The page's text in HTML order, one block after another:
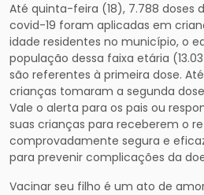
Até quinta-feira (18), 7.788 doses
covid-19 foram aplicadas em
idade residentes no município, o
população dessa faixa etária
são referentes à primeira dose.
crianças tomaram a segunda
Vale o alerta para os pais ou
suas crianças para receberem o
comprovadamente segura e
para prevenir complicações da
Vacinar seu filho é um ato de